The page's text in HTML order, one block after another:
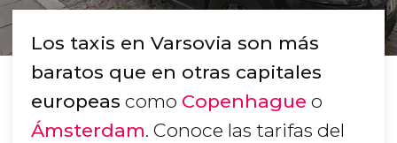
Los taxis en Varsovia son más
baratos que en otras capitales
europeas como Copenhague o
Ámsterdam. Conoce las tarifas del